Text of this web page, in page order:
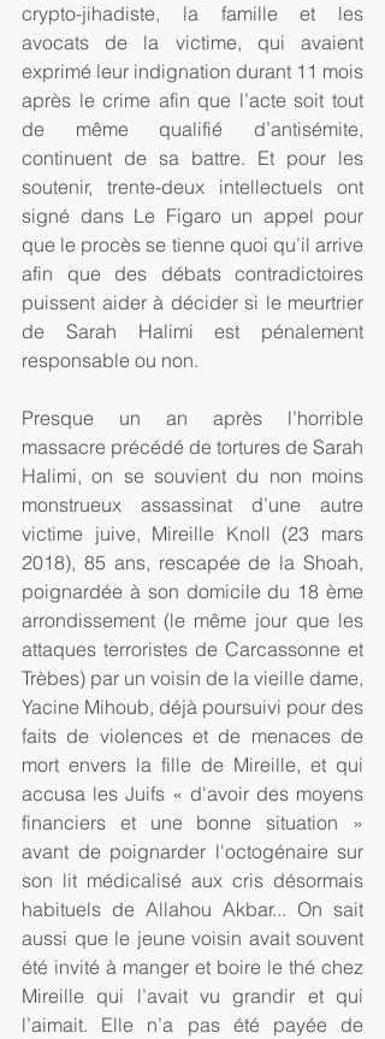
crypto-jihadiste, la famille et les
avocats de la victime, qui avaient
exprimé leur indignation durant 11 mois
après le crime afin que l’acte soit tout
de même qualifié d’antisémite,
continuent de sa battre. Et pour les
soutenir, trente-deux intellectuels ont
signé dans Le Figaro un appel pour
que le procès se tienne quoi qu’il arrive
afin que des débats contradictoires
puissent aider à décider si le meurtrier
de Sarah Halimi est pénalement
responsable ou non.
Presque un an après l’horrible
massacre précédé de tortures de Sarah
Halimi, on se souvient du non moins
monstrueux assassinat d’une autre
victime juive, Mireille Knoll (23 mars
2018), 85 ans, rescapée de la Shoah,
poignardée à son domicile du 18 ème
arrondissement (le même jour que les
attaques terroristes de Carcassonne et
Trèbes) par un voisin de la vieille dame,
Yacine Mihoub, déjà poursuivi pour des
faits de violences et de menaces de
mort envers la fille de Mireille, et qui
accusa les Juifs « d'avoir des moyens
financiers et une bonne situation »
avant de poignarder l'octogénaire sur
son lit médicalisé aux cris désormais
habituels de Allahou Akbar... On sait
aussi que le jeune voisin avait souvent
été invité à manger et boire le thé chez
Mireille qui l’avait vu grandir et qui
l’aimait. Elle n’a pas été payée de